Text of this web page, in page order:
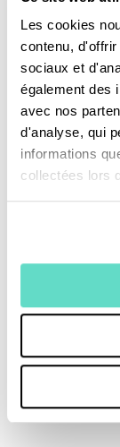
Les cookies
contenu,
sociaux et
également des
avec nos
d'analyse, qui
informations
collectées lors
Revoir